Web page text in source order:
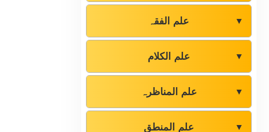
علم الفقہ ▼
علم الکلام ▼
علم المناظرہ ▼
علم المنطق ▼